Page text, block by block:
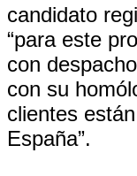
candidato
“para este
con
con su
clientes
España”.